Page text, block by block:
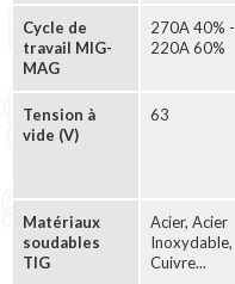
Cycle de
travail MIG-
MAG
270A 40% -
220A 60%
Tension à
vide (V)
63
Matériaux
soudables
TIG
Acier, Acier
Inoxydable,
Cuivre...